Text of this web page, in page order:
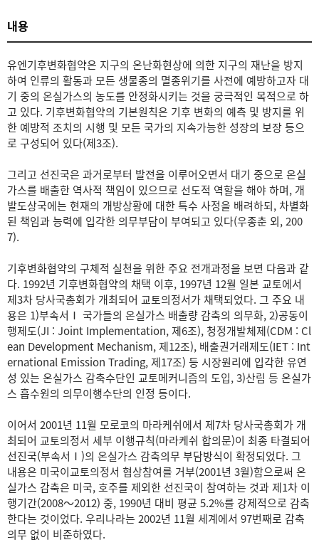
내용
유엔기후변화협약은 지구의 온난화현상에 의한 지구의 재난을 방지
하여 인류의 활동과 모든 생물종의 멸종위기를 사전에 예방하고자 대
기 중의 온실가스의 농도를 안정화시키는 것을 궁극적인 목적으로 하
고 있다. 기후변화협약의 기본원칙은 기후 변화의 예측 및 방지를 위
한 예방적 조치의 시행 및 모든 국가의 지속가능한 성장의 보장 등으
로 구성되어 있다(제3조).
그리고 선진국은 과거로부터 발전을 이루어오면서 대기 중으로 온실
가스를 배출한 역사적 책임이 있으므로 선도적 역할을 해야 하며, 개
발도상국에는 현재의 개방상황에 대한 특수 사정을 배려하되, 차별화
된 책임과 능력에 입각한 의무부담이 부여되고 있다(우종춘 외, 200
7).
기후변화협약의 구체적 실천을 위한 주요 전개과정을 보면 다음과 같
다. 1992년 기후변화협약의 채택 이후, 1997년 12월 일본 교토에서
제3차 당사국총회가 개최되어 교토의정서가 채택되었다. 그 주요 내
용은 1)부속서Ⅰ 국가들의 온실가스 배출량 감축의 의무화, 2)공동이
행제도(JI : Joint Implementation, 제6조), 청정개발체제(CDM : Cl
ean Development Mechanism, 제12조), 배출권거래제도(IET : Int
ernational Emission Trading, 제17조) 등 시장원리에 입각한 유연
성 있는 온실가스 감축수단인 교토메커니즘의 도입, 3)산림 등 온실가
스 흡수원의 의무이행수단의 인정 등이다.
이어서 2001년 11월 모로코의 마라케쉬에서 제7차 당사국총회가 개
최되어 교토의정서 세부 이행규칙(마라케쉬 합의문)이 최종 타결되어
선진국(부속서Ⅰ)의 온실가스 감축의무 부담방식이 확정되었다. 그
내용은 미국이교토의정서 협상참여를 거부(2001년 3월)함으로써 온
실가스 감축은 미국, 호주를 제외한 선진국이 참여하는 것과 제1차 이
행기간(2008～2012) 중, 1990년 대비 평균 5.2%를 강제적으로 감축
한다는 것이었다. 우리나라는 2002년 11월 세계에서 97번째로 감축
의무 없이 비준하였다.